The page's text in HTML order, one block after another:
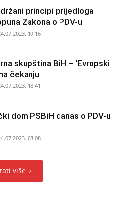
principi prijedloga
Zakona o PDV-u
19:16
skupština BiH – ‘Evropski
čekanju
18:41
dom PSBiH danas o PDV-u
08:08
više